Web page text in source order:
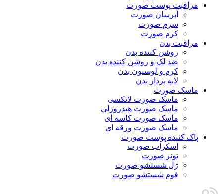
مراقبت پوست صورت
آبرسان صورت
سرم صورت
کرم صورت
مراقبت بدن
روشن کننده بدن
ضد لک و روشن کننده بدن
کرم و لوسیون بدن
لایه بردار بدن
ماسک صورت
ماسک صورت لاتکسی
ماسک صورت هیدروژلی
ماسک صورت کاسه ای
ماسک صورت ورقه ای
پاک کننده پوست صورت
اسکراب صورت
تونر صورت
ژل شستشو صورت
فوم شستشو صورت